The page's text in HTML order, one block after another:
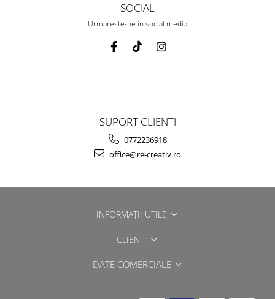
SOCIAL
Urmareste-ne in social media
SUPORT CLIENTI
0772236918
office@re-creativ.ro
INFORMAȚII UTILE
CLIENȚI
DATE COMERCIALE